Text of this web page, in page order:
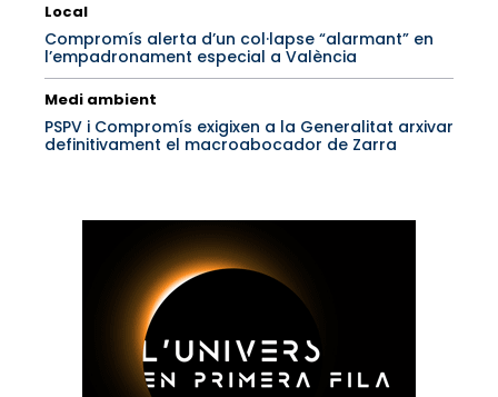
Local
Compromís alerta d’un col·lapse “alarmant” en
l’empadronament especial a València
Medi ambient
PSPV i Compromís exigixen a la Generalitat arxivar
definitivament el macroabocador de Zarra